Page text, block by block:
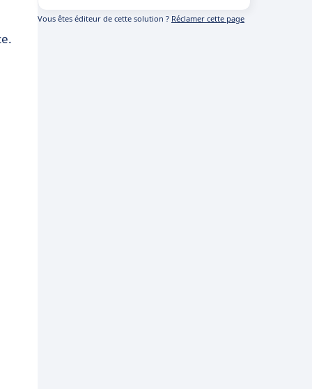
Vous êtes éditeur de cette solution ? Réclamer cette page